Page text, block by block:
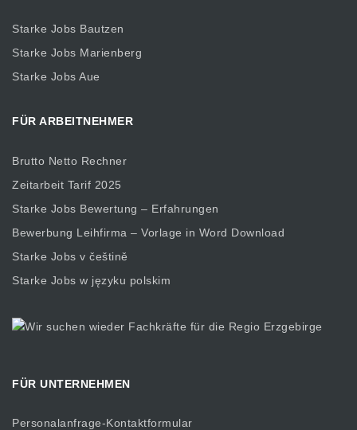
Starke Jobs Bautzen
Starke Jobs Marienberg
Starke Jobs Aue
FÜR ARBEITNEHMER
Brutto Netto Rechner
Zeitarbeit Tarif 2025
Starke Jobs Bewertung – Erfahrungen
Bewerbung Leihfirma – Vorlage in Word Download
Starke Jobs v češtině
Starke Jobs w języku polskim
FÜR UNTERNEHMEN
Personalanfrage-Kontaktformular